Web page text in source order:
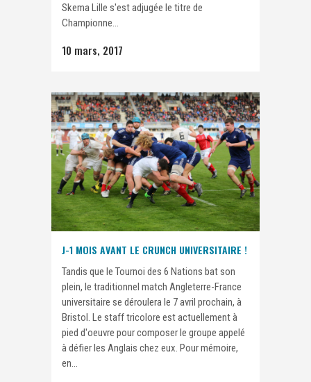
Skema Lille s'est adjugée le titre de
Championne...
10 mars, 2017
J-1 MOIS AVANT LE CRUNCH UNIVERSITAIRE !
Tandis que le Tournoi des 6 Nations bat son
plein, le traditionnel match Angleterre-France
universitaire se déroulera le 7 avril prochain, à
Bristol. Le staff tricolore est actuellement à
pied d'oeuvre pour composer le groupe appelé
à défier les Anglais chez eux. Pour mémoire,
en...